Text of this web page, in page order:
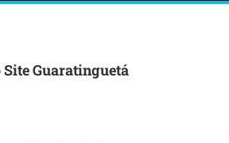
Guaratinguetá